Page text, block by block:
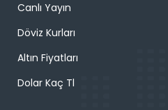
Canlı Yayın
Döviz Kurları
Altın Fiyatları
Dolar Kaç Tl